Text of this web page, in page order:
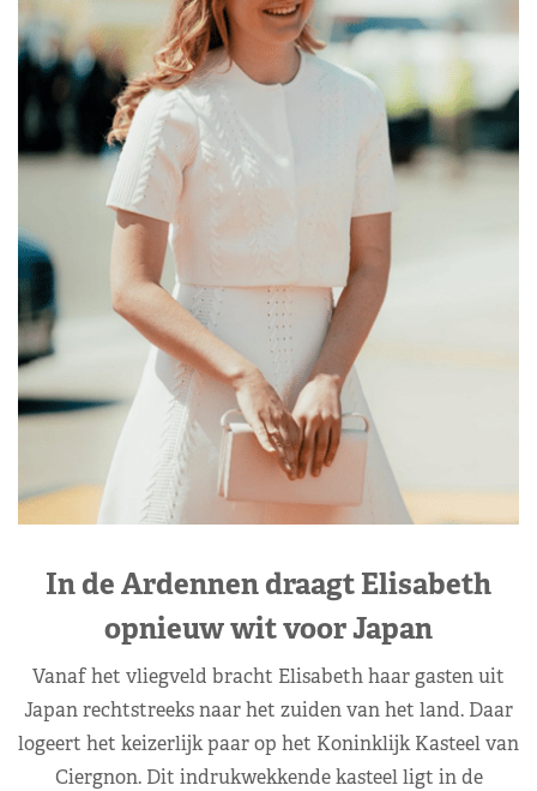
In de Ardennen draagt Elisabeth
opnieuw wit voor Japan
Vanaf het vliegveld bracht Elisabeth haar gasten uit
Japan rechtstreeks naar het zuiden van het land. Daar
logeert het keizerlijk paar op het Koninklijk Kasteel van
Ciergnon. Dit indrukwekkende kasteel ligt in de